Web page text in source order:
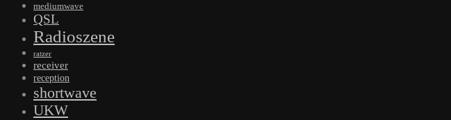
mediumwave
QSL
Radioszene
ratzer
receiver
reception
shortwave
UKW